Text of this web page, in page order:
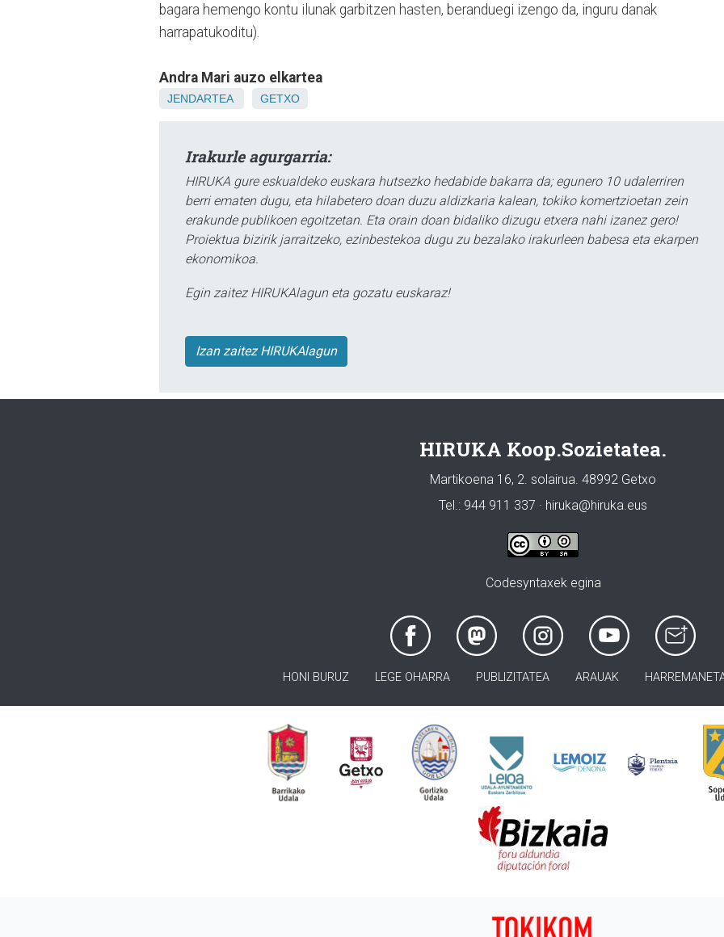
bagara hemengo kontu ilunak garbitzen hasten, beranduegi izengo da, inguru danak
harrapatukoditu).
Andra Mari auzo elkartea
JENDARTEA GETXO
Irakurle agurgarria:
HIRUKA gure eskualdeko euskara hutsezko hedabide bakarra da; egunero 10 udalerriren
berri ematen dugu, eta hilabetero doan duzu aldizkaria kalean, tokiko komertzioetan zein
erakunde publikoen egoitzetan. Eta orain doan bidaliko dizugu etxera nahi izanez gero!
Proiektua bizirik jarraitzeko, ezinbestekoa dugu zu bezalako irakurleen babesa eta ekarpen
ekonomikoa.
Egin zaitez HIRUKAlagun eta gozatu euskaraz!
Izan zaitez HIRUKAlagun
HIRUKA Koop.Sozietatea.
Martikoena 16, 2. solairua. 48992 Getxo
Tel.: 944 911 337 · hiruka@hiruka.eus
Codesyntaxek egina
HONI BURUZ LEGE OHARRA PUBLIZITATEA ARAUAK